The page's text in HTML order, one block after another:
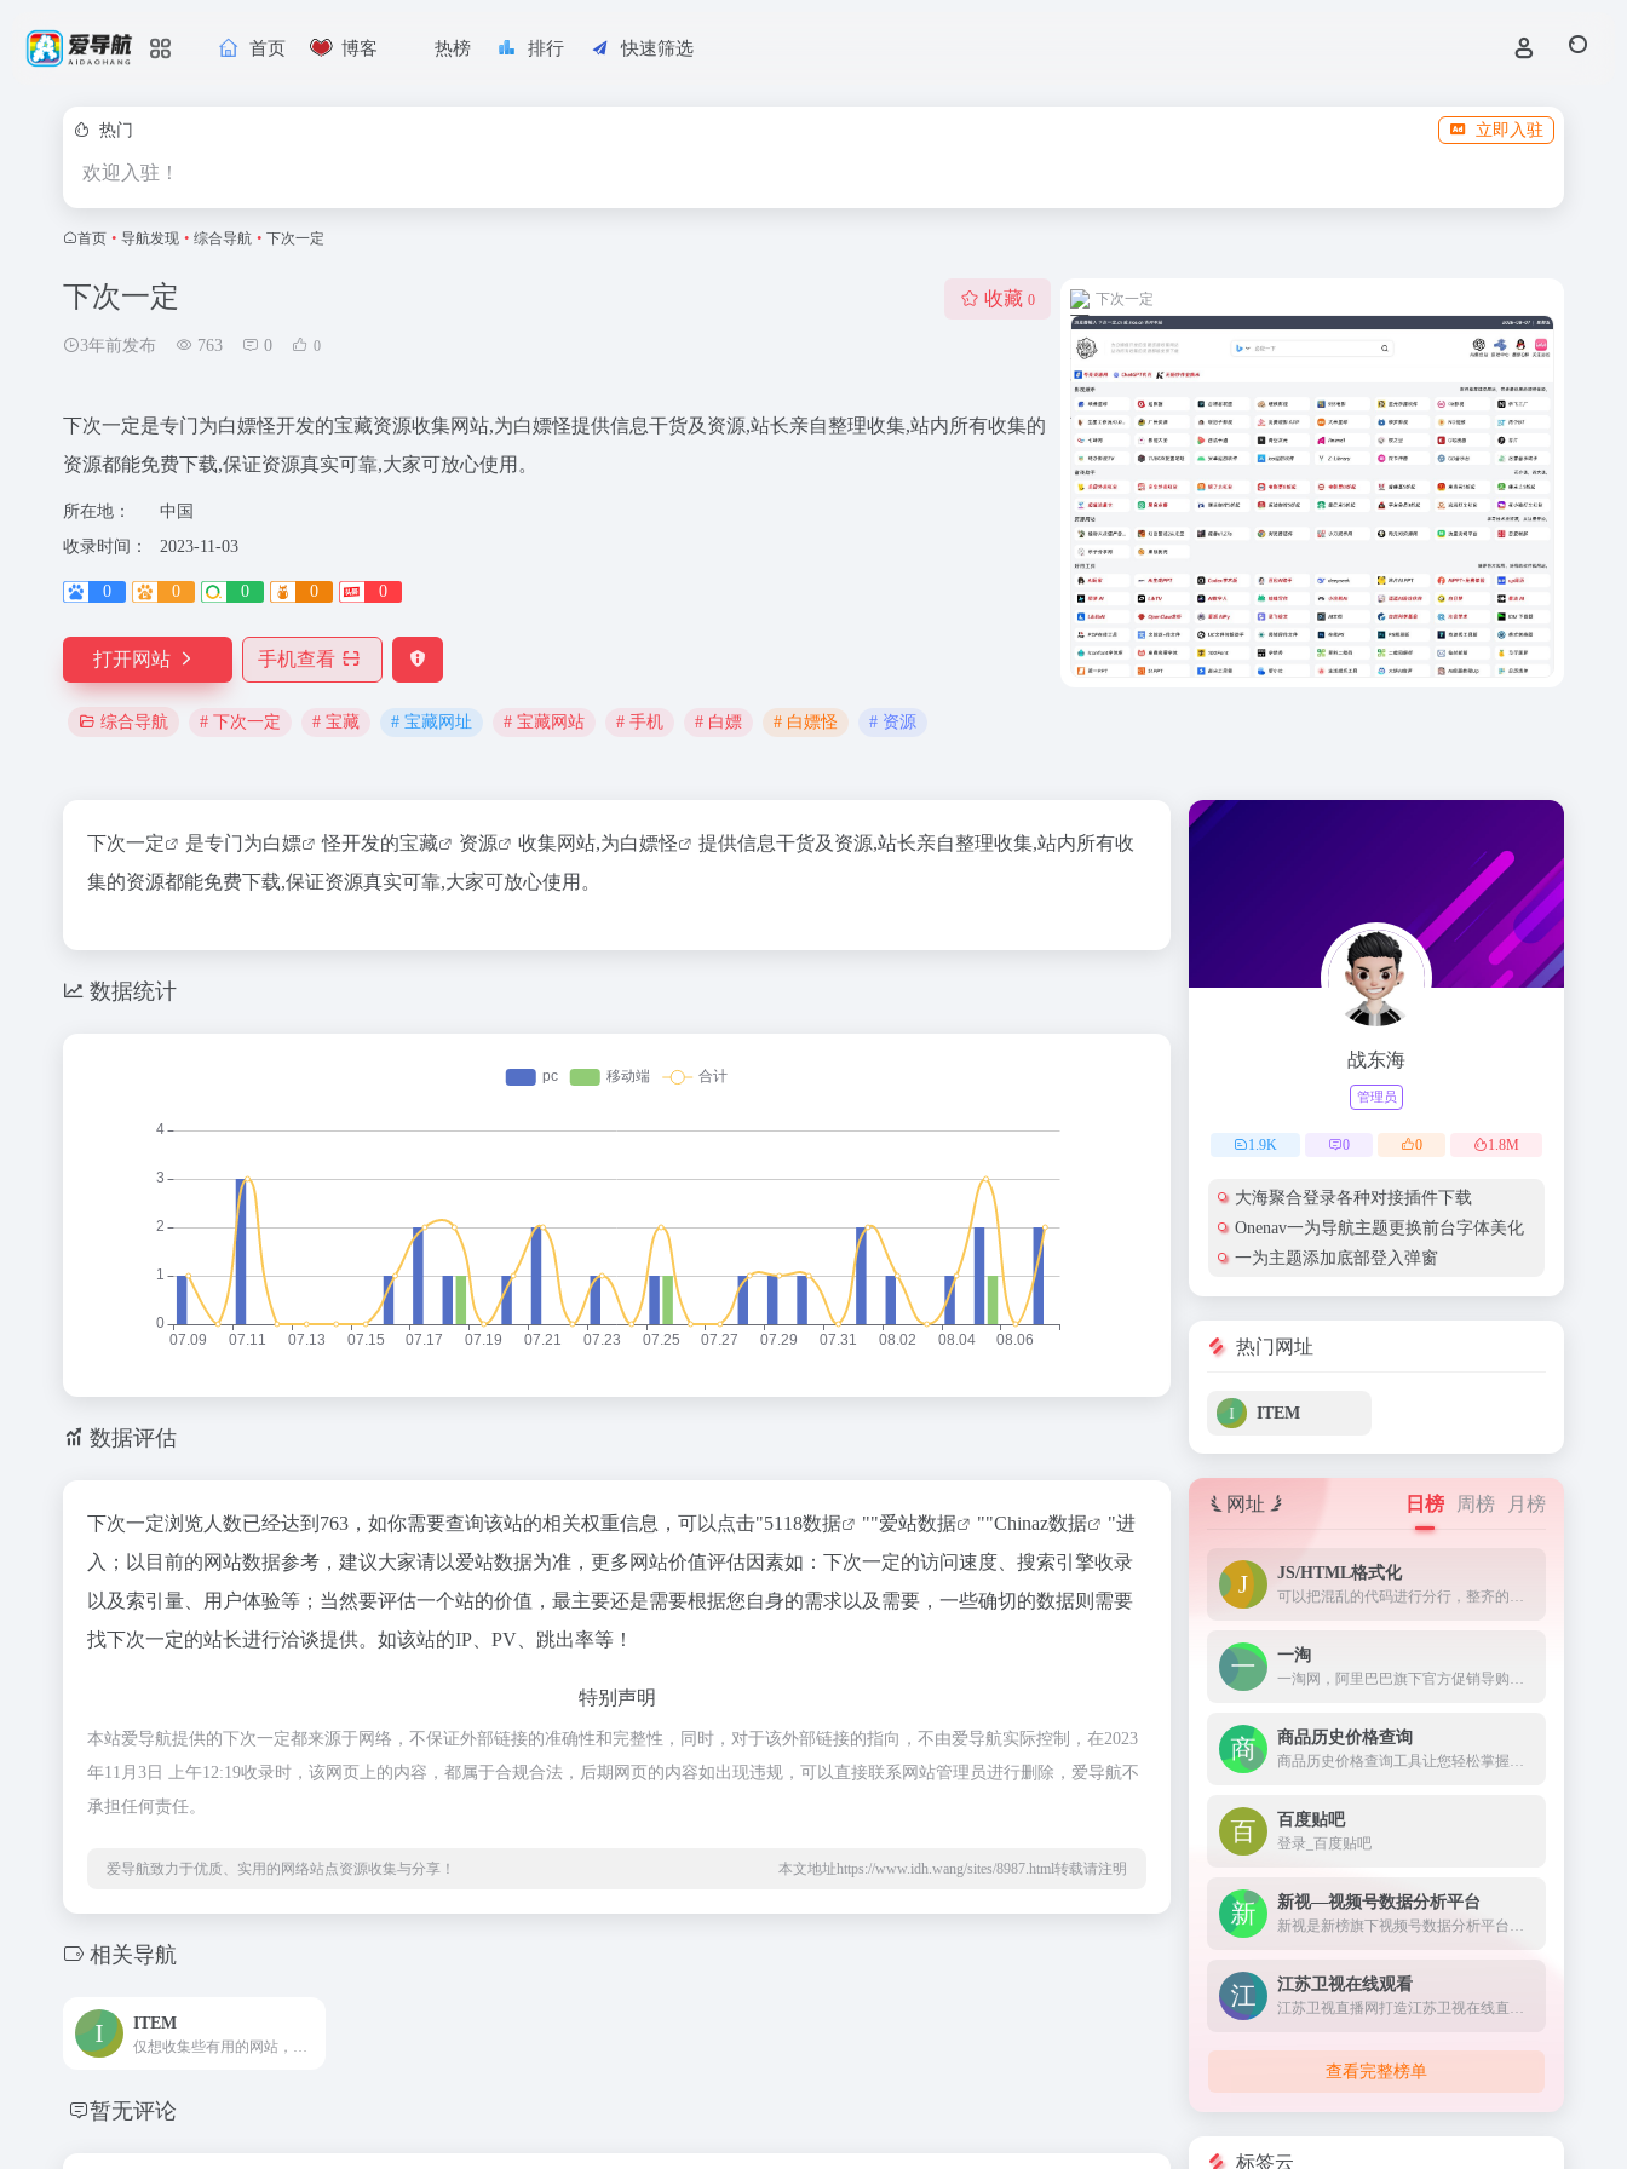
首页 博客 热榜 排行 快速筛选
热门 立即入驻
欢迎入驻！
首页 • 导航发现 • 综合导航 • 下次一定
下次一定
3年前发布 763 0 0
收藏 0
下次一定是专门为白嫖怪开发的宝藏资源收集网站,为白嫖怪提供信息干货及资源,站长亲自整理收集,站内所有收集的
资源都能免费下载,保证资源真实可靠,大家可放心使用。
所在地：
中国
收录时间：
2023-11-03
0 0 0 0 0
打开网站 手机查看
综合导航 # 下次一定 # 宝藏 # 宝藏网址 # 宝藏网站 # 手机 # 白嫖 # 白嫖怪 # 资源
下次一定
下次一定 是专门为白嫖 怪开发的宝藏 资源 收集网站,为白嫖怪
提供信息干货及资源,站长亲自整理收集,站内所有收
集的资源都能免费下载,保证资源真实可靠,大家可放心使用。
数据统计
数据评估
下次一定浏览人数已经达到763，如你需要查询该站的相关权重信息，可以点击"5118数据 ""爱站数据 ""Chinaz数据
"进
入；以目前的网站数据参考，建议大家请以爱站数据为准，更多网站价值评估因素如：下次一定的访问速度、搜索引擎收录
以及索引量、用户体验等；当然要评估一个站的价值，最主要还是需要根据您自身的需求以及需要，一些确切的数据则需要
找下次一定的站长进行洽谈提供。如该站的IP、PV、跳出率等！
特别声明
本站爱导航提供的下次一定都来源于网络，不保证外部链接的准确性和完整性，同时，对于该外部链接的指向，不由爱导航实际控制，在2023
年11月3日 上午12:19收录时，该网页上的内容，都属于合规合法，后期网页的内容如出现违规，可以直接联系网站管理员进行删除，爱导航不
承担任何责任。
爱导航致力于优质、实用的网络站点资源收集与分享！ 本文地址https://www.idh.wang/sites/8987.html转载请注明
相关导航
ITEM
暂无评论
战东海
管理员
1.9K 0 0 1.8M
大海聚合登录各种对接插件下载
Onenav一为导航主题更换前台字体美化
一为主题添加底部登入弹窗
热门网址
ITEM
网址 日榜 周榜 月榜
JS/HTML格式化
可以把混乱的代码进行分行，整齐的显示出来。
一淘
一淘网，阿里巴巴旗下官方促销导购平台，通过超高返利、大额红包、超值优惠券等丰富的利益点，为用户提供高性价比的品牌好货，是必不可少的网购省钱利器。
商品历史价格查询
商品历史价格查询工具让您轻松掌握商品的历史价格趋势，辨别商品真假促销，支持淘宝历史价格查询、天猫历史价格查询、京东历史价格查询等，是一款不可多得的购物神器。
百度贴吧
登录_百度贴吧
新视—视频号数据分析平台
新视是新榜旗下视频号数据分析平台，对外发布公众权威的视频号垂类榜单，不仅提供视频号及动态的搜索查找、还提供热门话题及优质脚本等全面数据服务，打通公众号全链路，助力视频号主运营变现。
江苏卫视在线观看
江苏卫视直播网打造江苏卫视在线直播高清观看网络平台,方便在线观看江苏电视台直播节目,更多精彩尽在荔枝网。
查看完整榜单
标签云